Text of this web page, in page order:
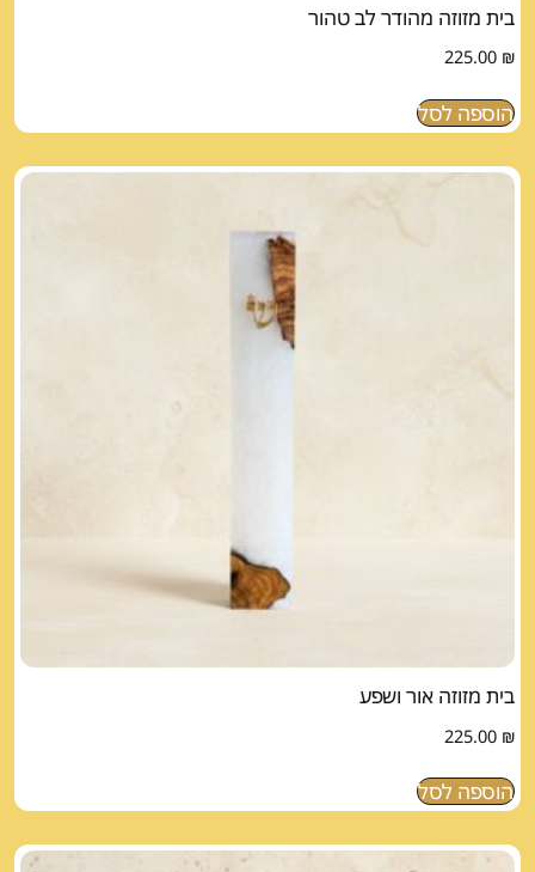
בית מזוזה מהודר לב טהור
225.00 ₪
הוספה לסל
בית מזוזה אור ושפע
225.00 ₪
הוספה לסל